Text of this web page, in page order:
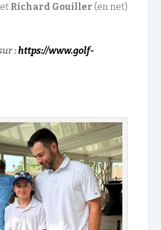
Richard Gouiller (en net)
:https://www.golf-